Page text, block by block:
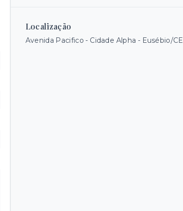
Localização
Avenida Pacifico - Cidade Alpha - Eusébio/CE